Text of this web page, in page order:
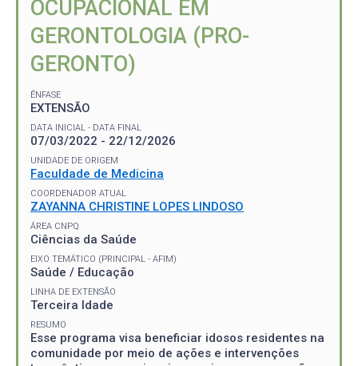
OCUPACIONAL EM
GERONTOLOGIA (PRO-
GERONTO)
ÊNFASE
EXTENSÃO
DATA INICIAL - DATA FINAL
07/03/2022 - 22/12/2026
UNIDADE DE ORIGEM
Faculdade de Medicina
COORDENADOR ATUAL
ZAYANNA CHRISTINE LOPES LINDOSO
ÁREA CNPQ
Ciências da Saúde
EIXO TEMÁTICO (PRINCIPAL - AFIM)
Saúde / Educação
LINHA DE EXTENSÃO
Terceira Idade
RESUMO
Esse programa visa beneficiar idosos residentes na
comunidade por meio de ações e intervenções